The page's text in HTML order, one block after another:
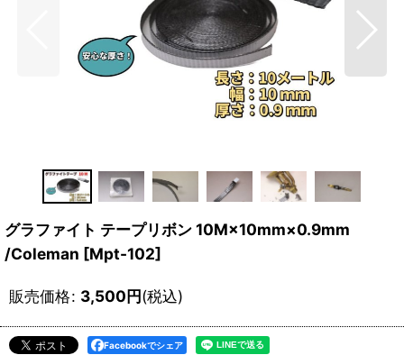
グラファイト テープリボン 10M×10mm×0.9mm
/Coleman [Mpt-102]
販売価格: 3,500円(税込)
Facebookでシェア